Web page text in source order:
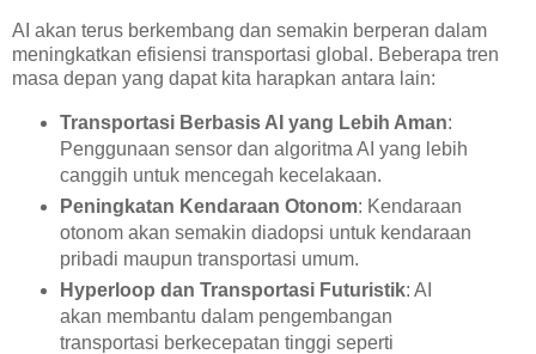
AI akan terus berkembang dan semakin berperan dalam
meningkatkan efisiensi transportasi global. Beberapa tren
masa depan yang dapat kita harapkan antara lain:
Transportasi Berbasis AI yang Lebih Aman:
Penggunaan sensor dan algoritma AI yang lebih
canggih untuk mencegah kecelakaan.
Peningkatan Kendaraan Otonom: Kendaraan
otonom akan semakin diadopsi untuk kendaraan
pribadi maupun transportasi umum.
Hyperloop dan Transportasi Futuristik: AI
akan membantu dalam pengembangan
transportasi berkecepatan tinggi seperti